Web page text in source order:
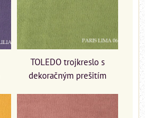
TOLEDO trojkreslo s
dekoračným prešitím